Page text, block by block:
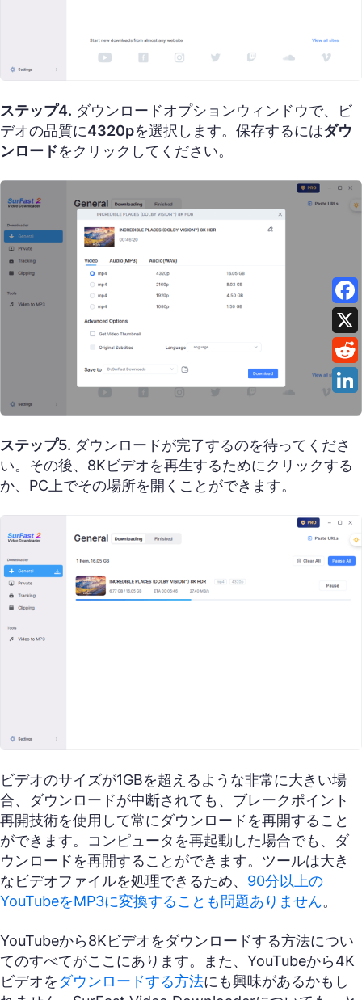
ステップ4. ダウンロードオプションウィンドウで、ビ
デオの品質に4320pを選択します。保存するにはダウ
ンロードをクリックしてください。
ステップ5. ダウンロードが完了するのを待ってくださ
い。その後、8Kビデオを再生するためにクリックする
か、PC上でその場所を開くことができます。
ビデオのサイズが1GBを超えるような非常に大きい場
合、ダウンロードが中断されても、ブレークポイント
再開技術を使用して常にダウンロードを再開すること
ができます。コンピュータを再起動した場合でも、ダ
ウンロードを再開することができます。ツールは大き
なビデオファイルを処理できるため、 90分以上の
YouTubeをMP3に変換することも問題ありません。
YouTubeから8Kビデオをダウンロードする方法につい
てのすべてがここにあります。また、YouTubeから4K
ビデオをダウンロードする方法にも興味があるかもし